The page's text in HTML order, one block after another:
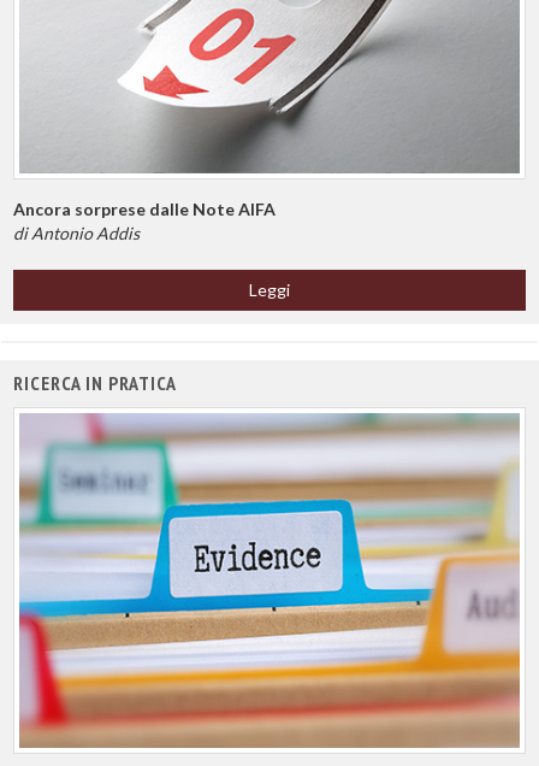
Ancora sorprese dalle Note AIFA
di Antonio Addis
Leggi
RICERCA IN PRATICA